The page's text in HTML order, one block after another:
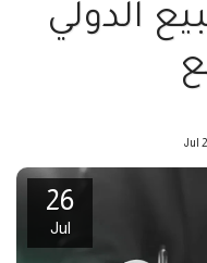
الدولي
Jul
26
Jul